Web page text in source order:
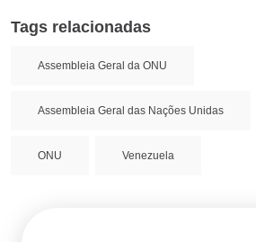
Tags relacionadas
Assembleia Geral da ONU
Assembleia Geral das Nações Unidas
ONU Venezuela